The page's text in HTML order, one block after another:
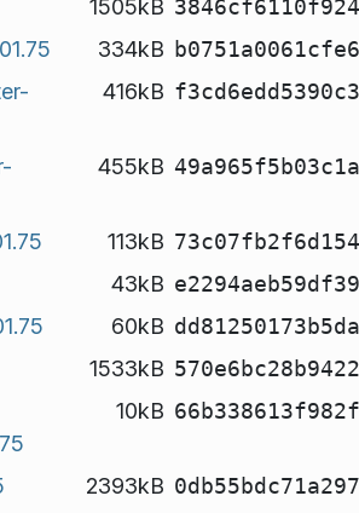
1505kB
334kB
416kB
455kB
113kB
43kB
60kB
1533kB
10kB
2393kB